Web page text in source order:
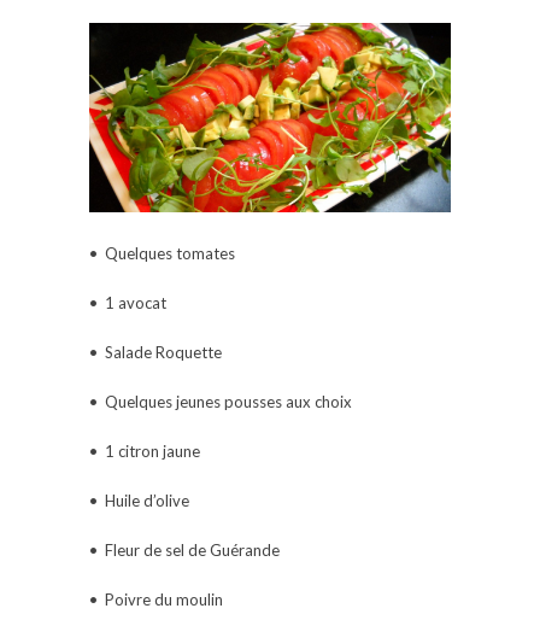
• Quelques tomates
• 1 avocat
• Salade Roquette
• Quelques jeunes pousses aux choix
• 1 citron jaune
• Huile d’olive
• Fleur de sel de Guérande
• Poivre du moulin